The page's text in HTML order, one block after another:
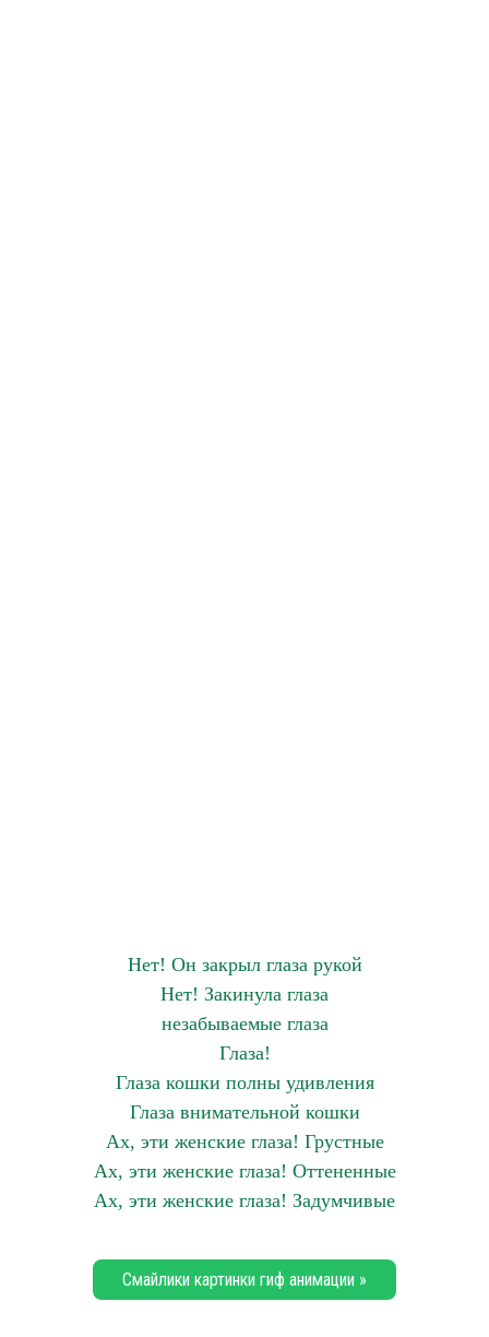
Нет! Он закрыл глаза рукой
Нет! Закинула глаза
незабываемые глаза
Глаза!
Глаза кошки полны удивления
Глаза внимательной кошки
Ах, эти женские глаза! Грустные
Ах, эти женские глаза! Оттененные
Ах, эти женские глаза! Задумчивые
Смайлики картинки гиф анимации »